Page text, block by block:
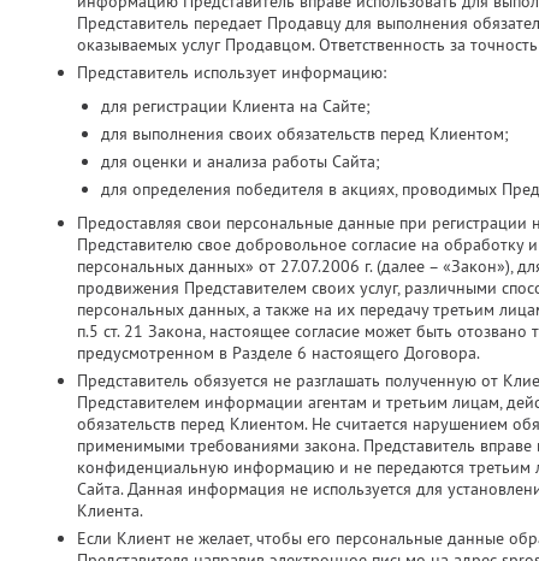
Представитель передает Продавцу для выполнения
оказываемых услуг Продавцом. Ответственность за
Представитель использует информацию:
для регистрации Клиента на Сайте;
для выполнения своих обязательств перед Клиентом;
для оценки и анализа работы Сайта;
для определения победителя в акциях, проводимых
Предоставляя свои персональные данные при
Представителю свое добровольное согласие на обработку
персональных данных» от 27.07.2006 г. (далее – «Закон»),
продвижения Представителем своих услуг, различными
персональных данных, а также на их передачу третьим
п.5 ст. 21 Закона, настоящее согласие может быть
предусмотренном в Разделе 6 настоящего Договора.
Представитель обязуется не разглашать полученную от
Представителем информации агентам и третьим лицам,
обязательств перед Клиентом. Не считается нарушением
применимыми требованиями закона. Представитель вправе
конфиденциальную информацию и не передаются третьим
Сайта. Данная информация не используется для
Клиента.
Если Клиент не желает, чтобы его персональные данные